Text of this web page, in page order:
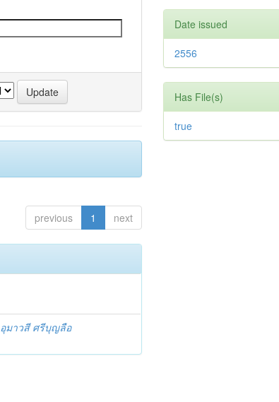
previous 1 next
อุมาวสี ศรีบุญลือ
Date issued
2556
Has File(s)
true